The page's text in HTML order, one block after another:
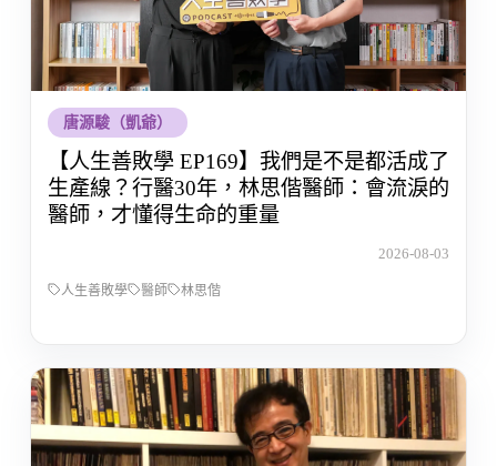
唐源駿（凱爺）
【人生善敗學 EP169】我們是不是都活成了
生產線？行醫30年，林思偕醫師：會流淚的
醫師，才懂得生命的重量
2026-08-03
人生善敗學 醫師 林思偕